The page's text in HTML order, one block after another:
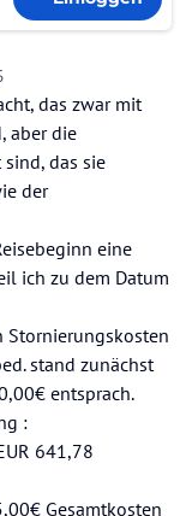
das zwar mit
aber die
das sie
der
eine
ich zu dem Datum
Stornierungskosten
stand zunächst
entsprach.
:
641,78
Gesamtkosten